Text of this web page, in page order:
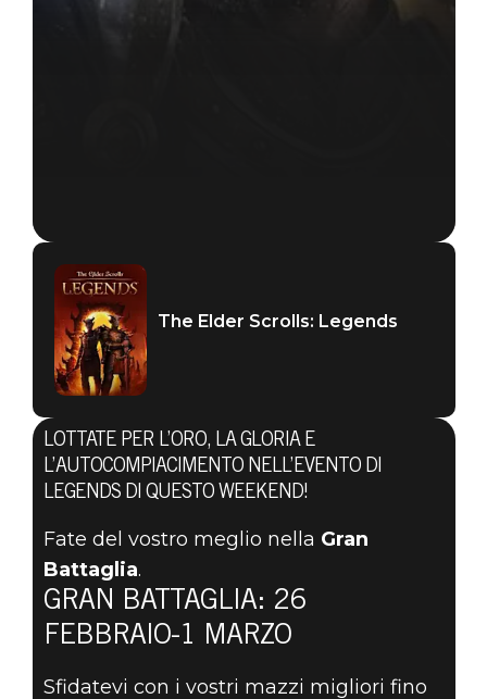
24 febbraio 2021
COMBATTETE
PER OTTENERE
PREMI E
GLORIA NELLA
The Elder Scrolls: Legends
LOTTATE PER L’ORO, LA GLORIA E
L’AUTOCOMPIACIMENTO NELL’EVENTO DI
LEGENDS DI QUESTO WEEKEND!
Fate del vostro meglio nella Gran
Battaglia.
GRAN BATTAGLIA: 26
FEBBRAIO-1 MARZO
Sfidatevi con i vostri mazzi migliori fino